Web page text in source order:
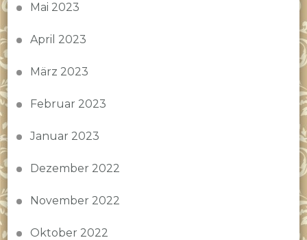
Mai 2023
April 2023
März 2023
Februar 2023
Januar 2023
Dezember 2022
November 2022
Oktober 2022